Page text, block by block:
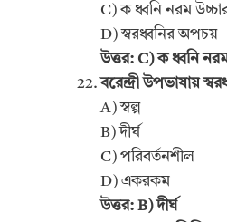
C) ক ধ্বনি নরম
D) স্বরধ্বনির অপচয়
উত্তর: C) ক ধ্বনি
বরেন্দ্রী উপভাষায়
A) স্বল্প
B) দীর্ঘ
C) পরিবর্তনশীল
D) একরকম
উত্তর: B) দীর্ঘ